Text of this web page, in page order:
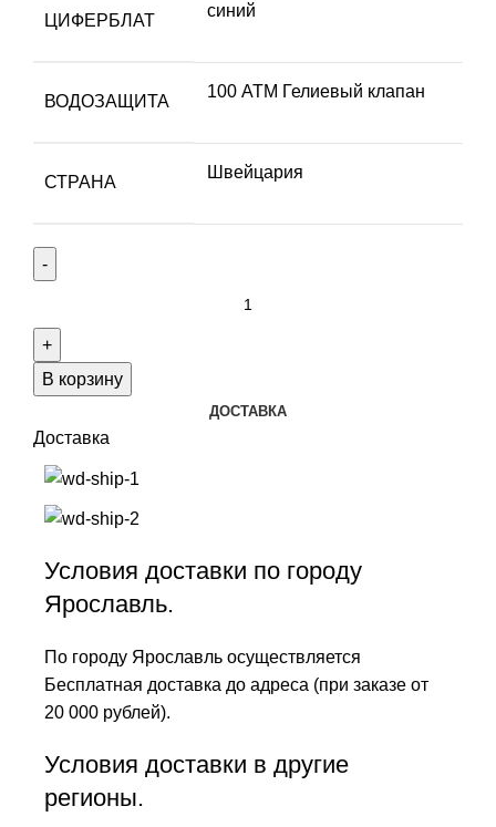
ЦИФЕРБЛАТ
синий
ВОДОЗАЩИТА
100 АТМ Гелиевый клапан
СТРАНА
Швейцария
В корзину
ДОСТАВКА
Доставка
Условия доставки по городу
Ярославль.
По городу Ярославль осуществляется
Бесплатная доставка до адреса (при заказе от
20 000 рублей).
Условия доставки в другие
регионы.